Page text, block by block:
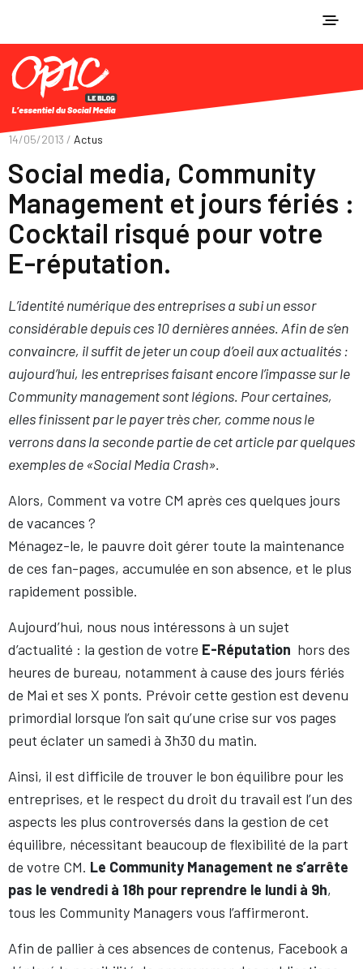
14/05/2013 / Actus
Social media, Community
Management et jours fériés :
Cocktail risqué pour votre
E-réputation.
L’identité numérique des entreprises a subi un essor
considérable depuis ces 10 dernières années. Afin de s’en
convaincre, il suffit de jeter un coup d’oeil aux actualités :
aujourd’hui, les entreprises faisant encore l’impasse sur le
Community management sont légions. Pour certaines,
elles finissent par le payer très cher, comme nous le
verrons dans la seconde partie de cet article par quelques
exemples de «Social Media Crash».
Alors, Comment va votre CM après ces quelques jours
de vacances ?
Ménagez-le, le pauvre doit gérer toute la maintenance
de ces fan-pages, accumulée en son absence, et le plus
rapidement possible.
Aujourd’hui, nous nous intéressons à un sujet
d’actualité : la gestion de votre E-Réputation hors des
heures de bureau, notamment à cause des jours fériés
de Mai et ses X ponts. Prévoir cette gestion est devenu
primordial lorsque l’on sait qu’une crise sur vos pages
peut éclater un samedi à 3h30 du matin.
Ainsi, il est difficile de trouver le bon équilibre pour les
entreprises, et le respect du droit du travail est l’un des
aspects les plus controversés dans la gestion de cet
équilibre, nécessitant beaucoup de flexibilité de la part
de votre CM. Le Community Management ne s’arrête
pas le vendredi à 18h pour reprendre le lundi à 9h,
tous les Community Managers vous l’affirmeront.
Afin de pallier à ces absences de contenus, Facebook a